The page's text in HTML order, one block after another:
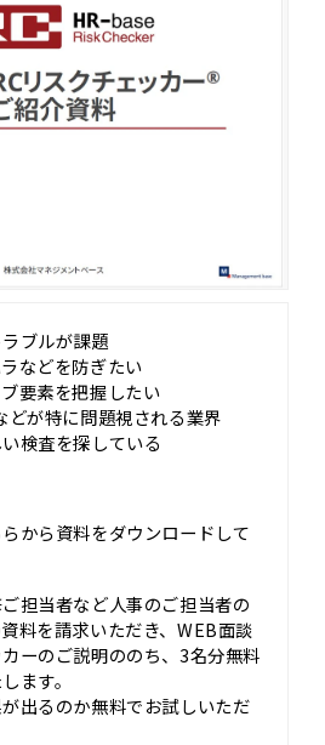
ブルが課題
などを防ぎたい
要素を把握したい
どが特に問題視される業界
検査を探している
から資料をダウンロードして
担当者など人事のご担当者の
料を請求いただき、WEB面談
ーのご説明ののち、3名分無料
ます。
出るのか無料でお試しいただ